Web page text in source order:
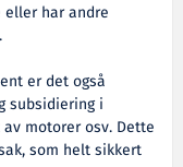
har andre
er det også
subsidiering i
motorer osv. Dette
som helt sikkert